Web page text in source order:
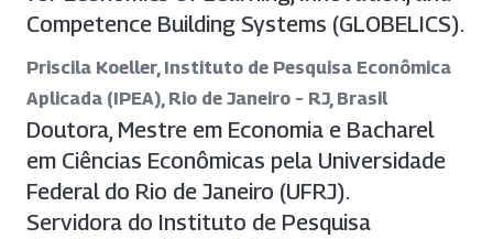
Competence Building Systems (GLOBELICS).
Priscila Koeller, Instituto de Pesquisa Econômica
Aplicada (IPEA), Rio de Janeiro – RJ, Brasil
Doutora, Mestre em Economia e Bacharel
em Ciências Econômicas pela Universidade
Federal do Rio de Janeiro (UFRJ).
Servidora do Instituto de Pesquisa